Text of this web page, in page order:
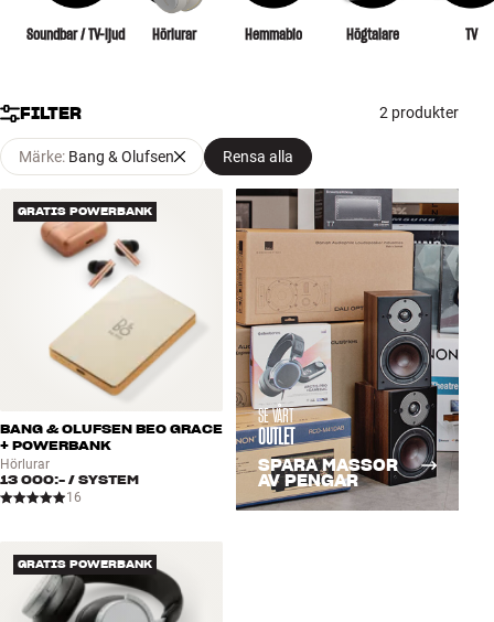
Tillbehör
MÄRKEN
ERBJUDANDEN
Hitta Butik
Kundtjänst
Logga in
Kundtjänst
Företag
Soundbar / TV-ljud Hörlurar Hemmabio Högtalare TV
FILTER 2 produkter
Märke: Bang & Olufsen Rensa alla
GRATIS POWERBANK
BANG & OLUFSEN BEO GRACE
+ POWERBANK
Hörlurar
13 000:- / SYSTEM
16
SE VÅRT
OUTLET
SPARA MASSOR
AV PENGAR
GRATIS POWERBANK